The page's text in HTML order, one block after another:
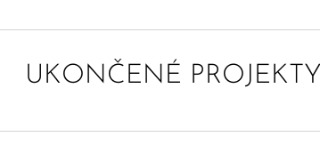
UKONČENÉ PROJEKTY